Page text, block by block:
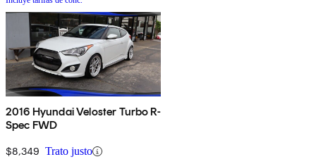
2016 Hyundai Veloster Turbo R-
Spec FWD
$8,349 Trato justo